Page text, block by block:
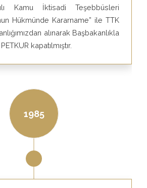
Kamu İktisadi Teşebbüsleri
Hükmünde Kararname” ile TTK
alınarak Başbakanlıkla
kapatılmıştır.
1985